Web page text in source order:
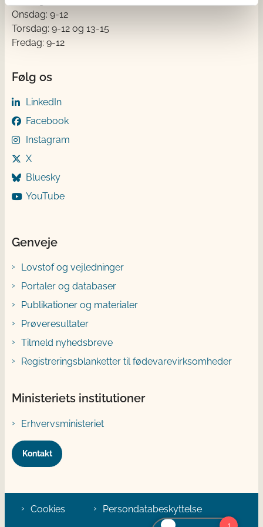
Onsdag: 9-12
Torsdag: 9-12 og 13-15
Fredag: 9-12
Følg os
LinkedIn
Facebook
Instagram
X
Bluesky
YouTube
Genveje
Lovstof og vejledninger
Portaler og databaser
Publikationer og materialer
Prøveresultater
Tilmeld nyhedsbreve
Registreringsblanketter til fødevarevirksomheder
Ministeriets institutioner
Erhvervsministeriet
Kontakt
Cookies Persondatabeskyttelse